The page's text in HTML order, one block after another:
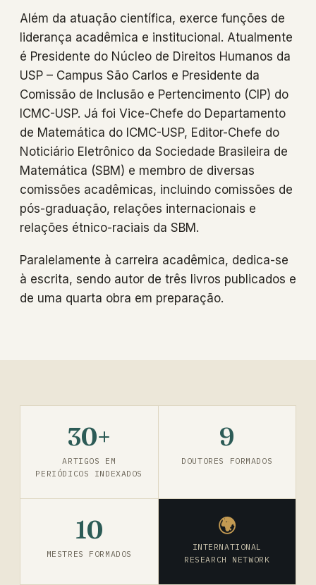
Além da atuação científica, exerce funções de
liderança acadêmica e institucional. Atualmente
é Presidente do Núcleo de Direitos Humanos da
USP – Campus São Carlos e Presidente da
Comissão de Inclusão e Pertencimento (CIP) do
ICMC-USP. Já foi Vice-Chefe do Departamento
de Matemática do ICMC-USP, Editor-Chefe do
Noticiário Eletrônico da Sociedade Brasileira de
Matemática (SBM) e membro de diversas
comissões acadêmicas, incluindo comissões de
pós-graduação, relações internacionais e
relações étnico-raciais da SBM.
Paralelamente à carreira acadêmica, dedica-se
à escrita, sendo autor de três livros publicados e
de uma quarta obra em preparação.
30+
ARTIGOS EM
PERIÓDICOS INDEXADOS
9
DOUTORES FORMADOS
10
MESTRES FORMADOS
🌍
INTERNATIONAL
RESEARCH NETWORK